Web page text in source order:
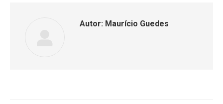
Autor: Maurício Guedes